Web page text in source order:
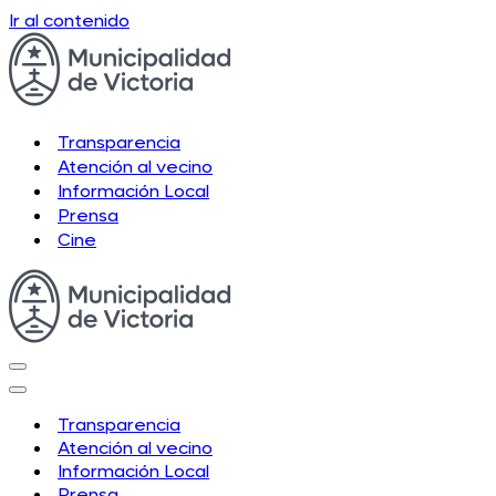
Ir al contenido
Transparencia
Atención al vecino
Información Local
Prensa
Cine
Menú
de
Menú
navegación
Transparencia
Atención al vecino
Información Local